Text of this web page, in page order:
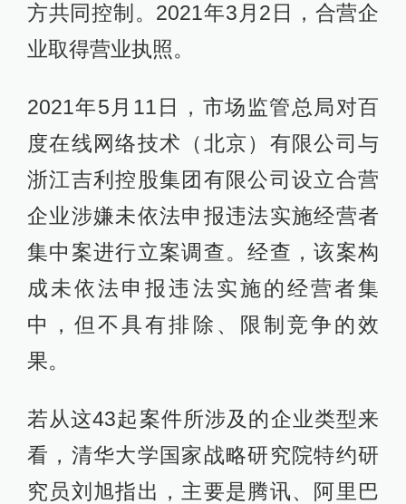
方共同控制。2021年3月2日，合营企
业取得营业执照。
2021年5月11日，市场监管总局对百
度在线网络技术（北京）有限公司与
浙江吉利控股集团有限公司设立合营
企业涉嫌未依法申报违法实施经营者
集中案进行立案调查。经查，该案构
成未依法申报违法实施的经营者集
中，但不具有排除、限制竞争的效
果。
若从这43起案件所涉及的企业类型来
看，清华大学国家战略研究院特约研
究员刘旭指出，主要是腾讯、阿里巴